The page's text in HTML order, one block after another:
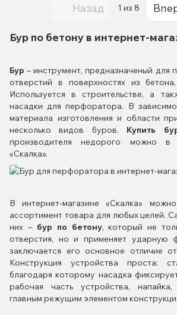
Назад 1 из 8
Бур по бетону в интернет-
Бур – инструмент, предназначеный для
отверстий в поверхностях из
Используется в строительстве, а
насадки для перфоратора. В
материала изготовления и области
несколько видов буров. Купить
производителя недорого можно в
«Скалка».
В интернет-магазине «Скалка»
ассортимент товара для любых целей.
них – бур по бетону, который не
отверстия, но и применяет ударную
заключается его основное отличие
Конструкция устройства проста:
благодаря которому насадка
рабочая часть устройства, напайка,
главным режущим элементом